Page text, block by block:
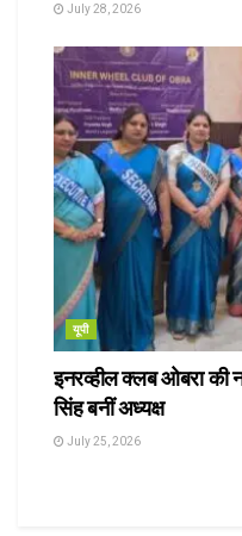
July 28, 2026
यूपी
इनरव्हील क्लब ओबरा की
सिंह बनीं अध्यक्ष
July 25, 2026